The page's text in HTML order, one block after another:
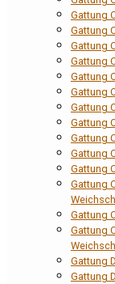
Gattung
Gattung
Gattung
Gattung
Gattung
Gattung
Gattung
Gattung
Gattung
Gattung
Gattung
Gattung
Gattung
Gattung
Gattung
Gattung